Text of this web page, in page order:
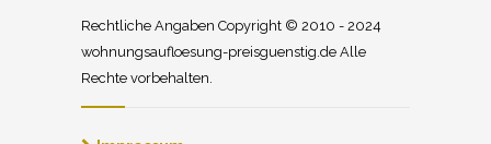
Rechtliche Angaben Copyright © 2010 - 2024
wohnungsaufloesung-preisguenstig.de Alle
Rechte vorbehalten.